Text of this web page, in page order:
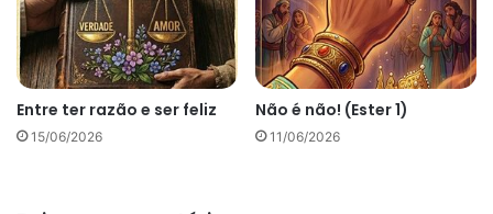
Entre ter razão e ser feliz
15/06/2026
Não é não! (Ester 1)
11/06/2026